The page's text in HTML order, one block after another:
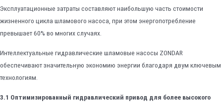
Эксплуатационные затраты составляют наибольшую часть стоимости
жизненного цикла шламового насоса, при этом энергопотребление
превышает 60% во многих случаях.
Интеллектуальные гидравлические шламовые насосы ZONDAR
обеспечивают значительную экономию энергии благодаря двум ключевым
технологиям.
3.1 Оптимизированный гидравлический привод для более высокого